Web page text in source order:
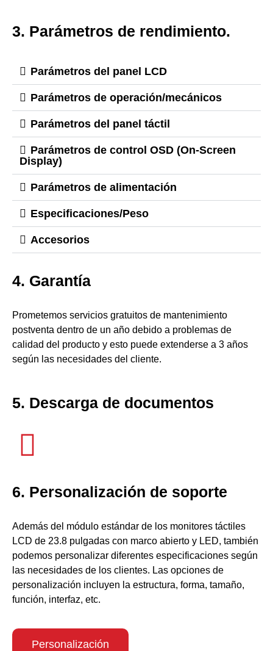
3. Parámetros de rendimiento.
Parámetros del panel LCD
Parámetros de operación/mecánicos
Parámetros del panel táctil
Parámetros de control OSD (On-Screen
Display)
Parámetros de alimentación
Especificaciones/Peso
Accesorios
4. Garantía
Prometemos servicios gratuitos de mantenimiento
postventa dentro de un año debido a problemas de
calidad del producto y esto puede extenderse a 3 años
según las necesidades del cliente.
5. Descarga de documentos
6. Personalización de soporte
Además del módulo estándar de los monitores táctiles
LCD de 23.8 pulgadas con marco abierto y LED, también
podemos personalizar diferentes especificaciones según
las necesidades de los clientes. Las opciones de
personalización incluyen la estructura, forma, tamaño,
función, interfaz, etc.
Personalización